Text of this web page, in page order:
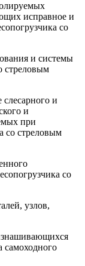
исправное и
со
и системы
стреловым
и
и
при
со стреловым
со
узлов,
самоходного